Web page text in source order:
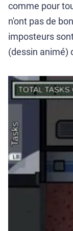
comme pour
n'ont pas de
imposteurs
(dessin animé)